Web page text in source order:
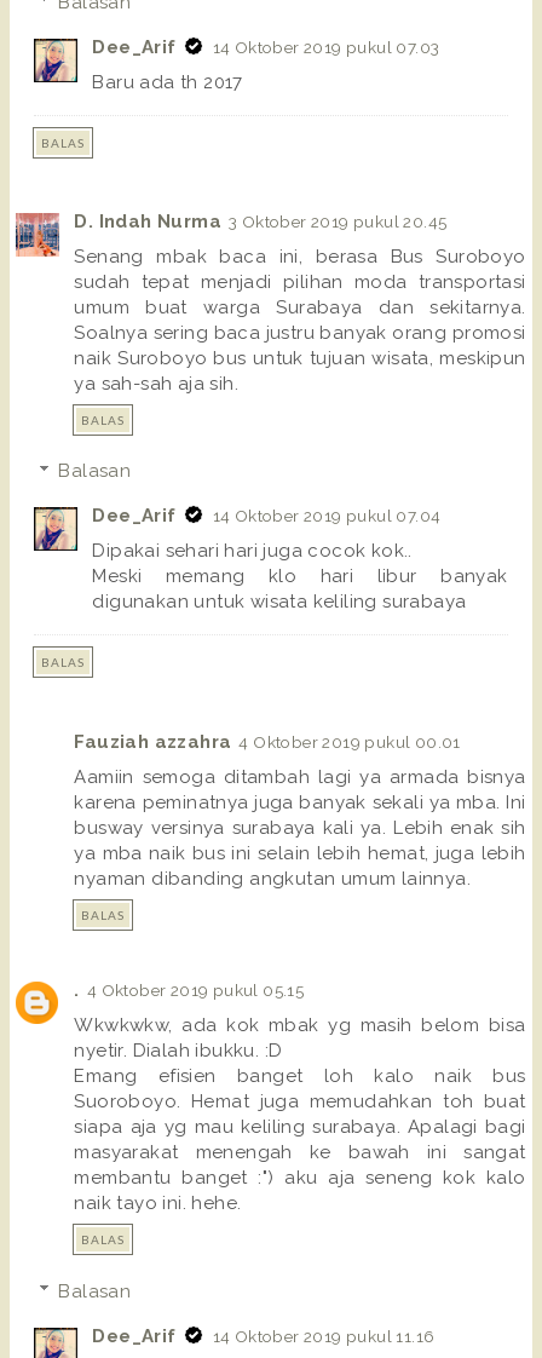
Dee_Arif 14 Oktober 2019 pukul 07.03
Baru ada th 2017
BALAS
D. Indah Nurma 3 Oktober 2019 pukul 20.45
Senang mbak baca ini, berasa Bus Suroboyo
sudah tepat menjadi pilihan moda transportasi
umum buat warga Surabaya dan sekitarnya.
Soalnya sering baca justru banyak orang promosi
naik Suroboyo bus untuk tujuan wisata, meskipun
ya sah-sah aja sih.
BALAS
Balasan
Dee_Arif 14 Oktober 2019 pukul 07.04
Dipakai sehari hari juga cocok kok..
Meski memang klo hari libur banyak
digunakan untuk wisata keliling surabaya
BALAS
Fauziah azzahra 4 Oktober 2019 pukul 00.01
Aamiin semoga ditambah lagi ya armada bisnya
karena peminatnya juga banyak sekali ya mba. Ini
busway versinya surabaya kali ya. Lebih enak sih
ya mba naik bus ini selain lebih hemat, juga lebih
nyaman dibanding angkutan umum lainnya.
BALAS
. 4 Oktober 2019 pukul 05.15
Wkwkwkw, ada kok mbak yg masih belom bisa
nyetir. Dialah ibukku. :D
Emang efisien banget loh kalo naik bus
Suoroboyo. Hemat juga memudahkan toh buat
siapa aja yg mau keliling surabaya. Apalagi bagi
masyarakat menengah ke bawah ini sangat
membantu banget :") aku aja seneng kok kalo
naik tayo ini. hehe.
BALAS
Balasan
Dee_Arif 14 Oktober 2019 pukul 11.16